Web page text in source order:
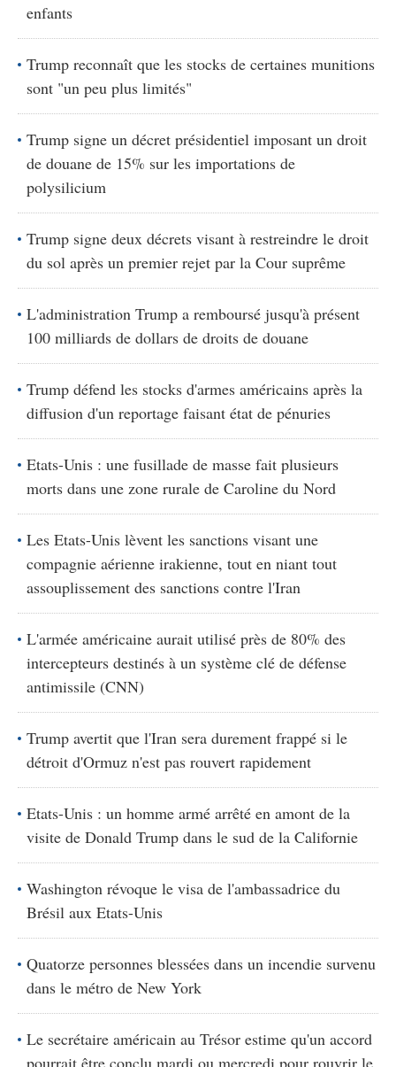
enfants
Trump reconnaît que les stocks de certaines munitions
sont "un peu plus limités"
Trump signe un décret présidentiel imposant un droit
de douane de 15% sur les importations de
polysilicium
Trump signe deux décrets visant à restreindre le droit
du sol après un premier rejet par la Cour suprême
L'administration Trump a remboursé jusqu'à présent
100 milliards de dollars de droits de douane
Trump défend les stocks d'armes américains après la
diffusion d'un reportage faisant état de pénuries
Etats-Unis : une fusillade de masse fait plusieurs
morts dans une zone rurale de Caroline du Nord
Les Etats-Unis lèvent les sanctions visant une
compagnie aérienne irakienne, tout en niant tout
assouplissement des sanctions contre l'Iran
L'armée américaine aurait utilisé près de 80% des
intercepteurs destinés à un système clé de défense
antimissile (CNN)
Trump avertit que l'Iran sera durement frappé si le
détroit d'Ormuz n'est pas rouvert rapidement
Etats-Unis : un homme armé arrêté en amont de la
visite de Donald Trump dans le sud de la Californie
Washington révoque le visa de l'ambassadrice du
Brésil aux Etats-Unis
Quatorze personnes blessées dans un incendie survenu
dans le métro de New York
Le secrétaire américain au Trésor estime qu'un accord
pourrait être conclu mardi ou mercredi pour rouvrir le